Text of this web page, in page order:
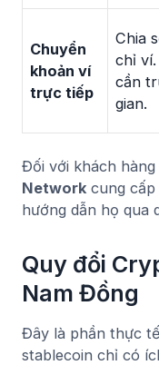
Chuyển
khoản ví
trực tiếp
Chia
chỉ
cần
gian.
Đối với khách
Network cung
hướng dẫn họ qua
Quy đổi
Nam Đồng
Đây là phần thực
stablecoin chỉ có